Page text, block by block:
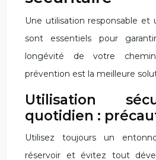
Une utilisation responsable
sont essentiels pour
longévité de votre
prévention est la meilleure
Utilisation
quotidien :
Utilisez toujours un
réservoir et évitez tout